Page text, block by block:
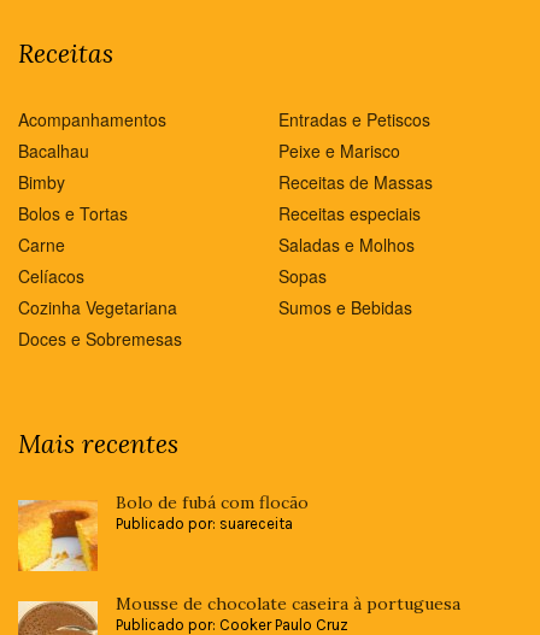
Receitas
Acompanhamentos
Bacalhau
Bimby
Bolos e Tortas
Carne
Celíacos
Cozinha Vegetariana
Doces e Sobremesas
Entradas e Petiscos
Peixe e Marisco
Receitas de Massas
Receitas especiais
Saladas e Molhos
Sopas
Sumos e Bebidas
Mais recentes
Bolo de fubá com flocão
Publicado por: suareceita
Mousse de chocolate caseira à portuguesa
Publicado por: Cooker Paulo Cruz